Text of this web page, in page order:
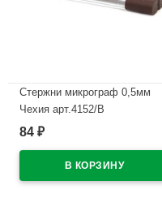
Стержни микрограф 0,5мм
Чехия арт.4152/В
В наличии
84 ₽